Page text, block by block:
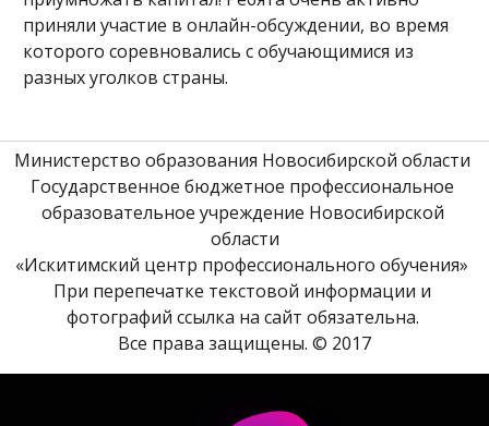
приняли участие в онлайн-обсуждении, во время
которого соревновались с обучающимися из
разных уголков страны.
Министерство образования Новосибирской области
Государственное бюджетное профессиональное
образовательное учреждение Новосибирской
области
«Искитимский центр профессионального обучения»
При перепечатке текстовой информации и
фотографий ссылка на сайт обязательна.
Все права защищены. © 2017